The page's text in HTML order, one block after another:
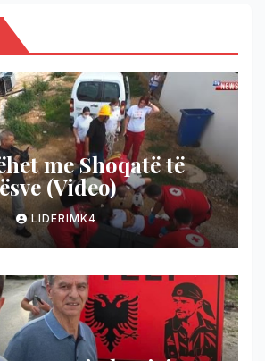
me Shoqatë të
(Video)
LIDERIMK4